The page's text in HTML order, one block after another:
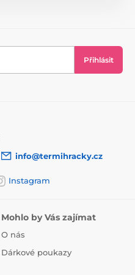
170 cm
Přihlásit
info@termihracky.cz
Instagram
Mohlo by Vás zajímat
O nás
Dárkové poukazy